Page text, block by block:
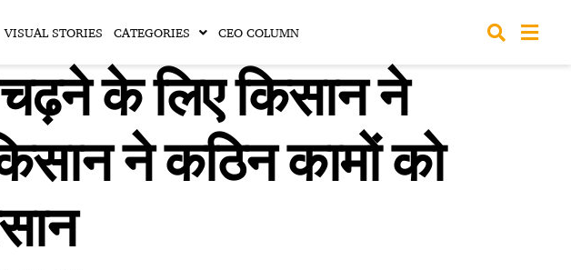
VISUAL STORIES CATEGORIES CEO COLUMN
के लिए किसान ने
ने कठिन कामों को